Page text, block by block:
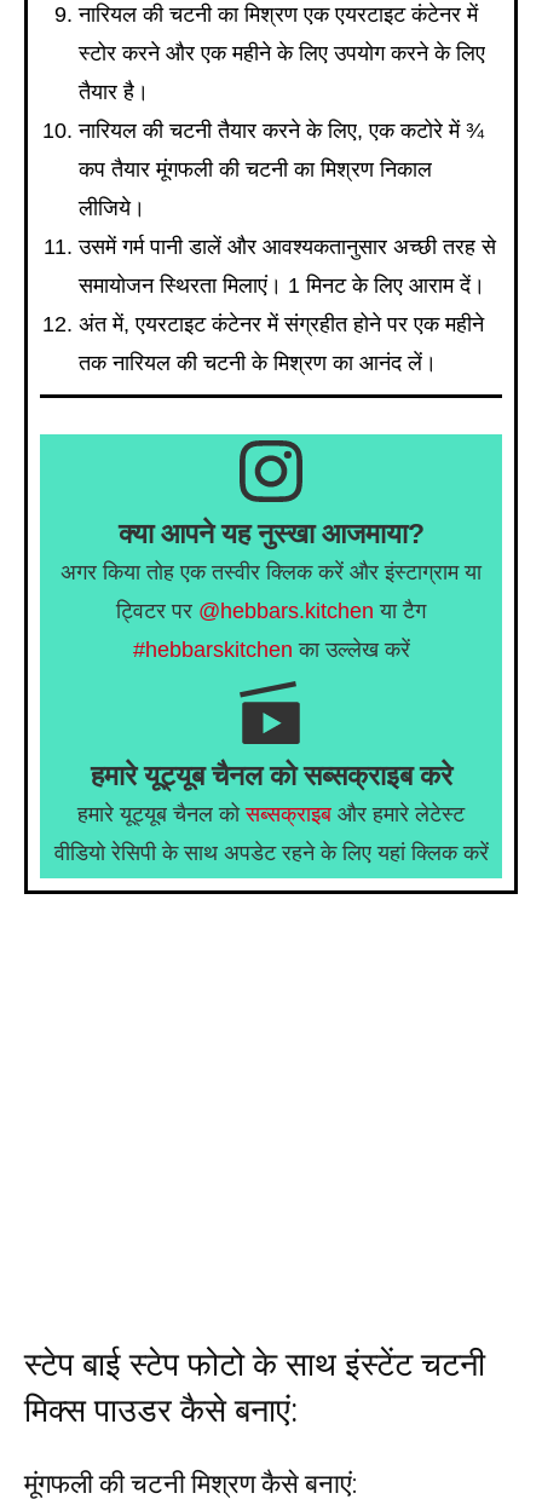
नारियल की चटनी का मिश्रण एक एयरटाइट कंटेनर में
स्टोर करने और एक महीने के लिए उपयोग करने के लिए
तैयार है।
नारियल की चटनी तैयार करने के लिए, एक कटोरे में ¾
कप तैयार मूंगफली की चटनी का मिश्रण निकाल
लीजिये।
उसमें गर्म पानी डालें और आवश्यकतानुसार अच्छी तरह से
समायोजन स्थिरता मिलाएं। 1 मिनट के लिए आराम दें।
अंत में, एयरटाइट कंटेनर में संग्रहीत होने पर एक महीने
तक नारियल की चटनी के मिश्रण का आनंद लें।
क्या आपने यह नुस्खा आजमाया?
अगर किया तोह एक तस्वीर क्लिक करें और इंस्टाग्राम या
ट्विटर पर @hebbars.kitchen या टैग
#hebbarskitchen का उल्लेख करें
हमारे यूट्यूब चैनल को सब्सक्राइब करे
हमारे यूट्यूब चैनल कोसब्सक्राइब और हमारे लेटेस्ट
वीडियो रेसिपी के साथ अपडेट रहने के लिए यहां क्लिक करें
स्टेप बाई स्टेप फोटो के साथ इंस्टेंट चटनी
मिक्स पाउडर कैसे बनाएं:
मूंगफली की चटनी मिश्रण कैसे बनाएं: